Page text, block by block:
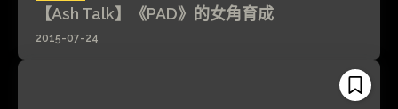
【Ash Talk】《PAD》的女角育成
2015-07-24